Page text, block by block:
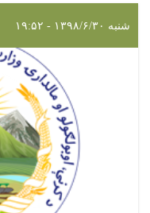
شنبه ۱۳۹۸/۶/۳۰ - ۱۹:۵۲